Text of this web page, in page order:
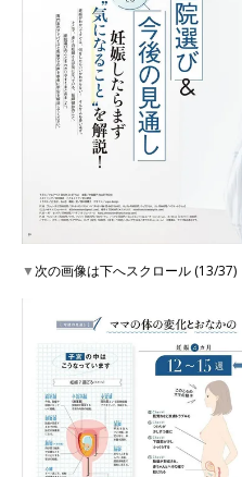
▼次の画像は下へスクロール (13/37)